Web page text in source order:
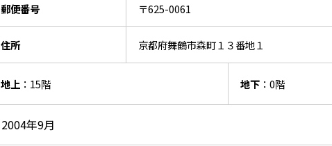
郵便番号 〒625-0061
住所 京都府舞鶴市森町１３番地１
地上：15階 地下：0階
2004年9月